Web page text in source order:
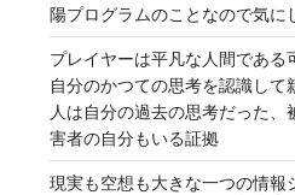
陽プログラムのことなので気に
プレイヤーは平凡な人間である
自分のかつての思考を認識して
人は自分の過去の思考だった、
害者の自分もいる証拠
現実も空想も大きな一つの情報